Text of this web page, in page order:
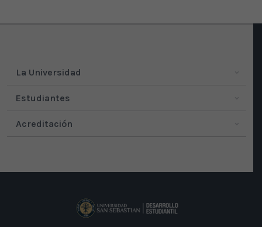
La Universidad
Estudiantes
Acreditación